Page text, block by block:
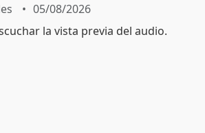
05/08/2026